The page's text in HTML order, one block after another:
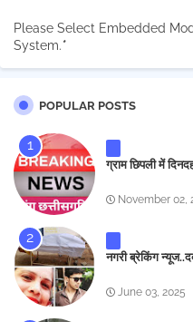
Please Select Embedded
System.*
POPULAR POSTS
ग्राम छिपली में
November 02,
नगरी ब्रेकिंग
June 03, 2025